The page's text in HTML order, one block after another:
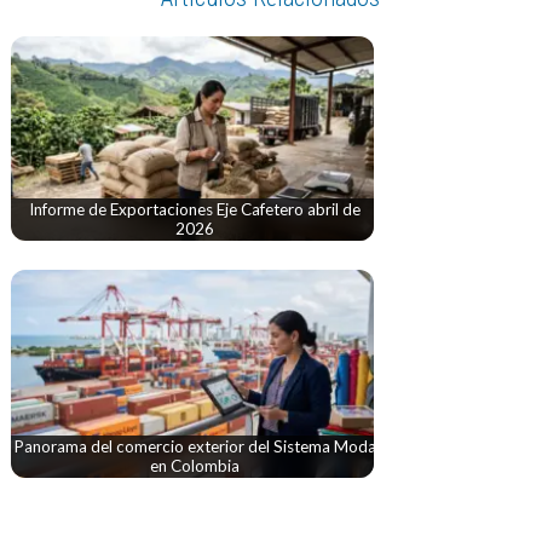
Informe de Exportaciones Eje Cafetero abril de
2026
Panorama del comercio exterior del Sistema Moda
en Colombia